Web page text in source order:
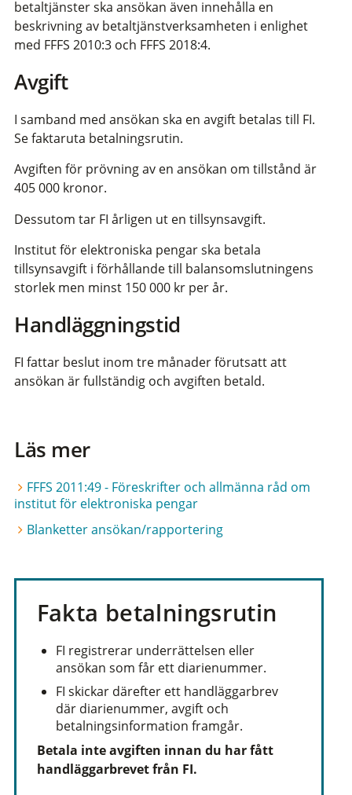
betaltjänster ska ansökan även innehålla en
beskrivning av betaltjänstverksamheten i enlighet
med FFFS 2010:3 och FFFS 2018:4.
Avgift
I samband med ansökan ska en avgift betalas till FI.
Se faktaruta betalningsrutin.
Avgiften för prövning av en ansökan om tillstånd är
405 000 kronor.
Dessutom tar FI årligen ut en tillsynsavgift.
Institut för elektroniska pengar ska betala
tillsynsavgift i förhållande till balansomslutningens
storlek men minst 150 000 kr per år.
Handläggningstid
FI fattar beslut inom tre månader förutsatt att
ansökan är fullständig och avgiften betald.
Läs mer
FFFS 2011:49 - Föreskrifter och allmänna råd om
institut för elektroniska pengar
Blanketter ansökan/rapportering
Fakta betalningsrutin
FI registrerar underrättelsen eller
ansökan som får ett diarienummer.
FI skickar därefter ett handläggarbrev
där diarienummer, avgift och
betalningsinformation framgår.
Betala inte avgiften innan du har fått
handläggarbrevet från FI.